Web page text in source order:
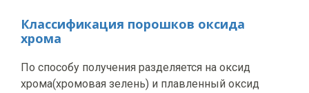
Классификация порошков оксида
хрома
По способу получения разделяется на оксид
хрома(хромовая зелень) и плавленный оксид